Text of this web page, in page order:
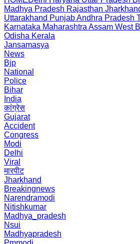
Madhya Pradesh Rajasthan
Uttarakhand PunjabAndhra Pradesh
Karnataka Maharashtra Assam West
Odisha Kerala
Jansamasya
News
Bjp
National
Police
Bihar
India
कांग्रेस
Gujarat
Accident
Congress
Modi
Delhi
Viral
मारपीट
Jharkhand
Breakingnews
Narendramodi
Nitishkumar
Madhya_pradesh
Nsui
Madhyapradesh